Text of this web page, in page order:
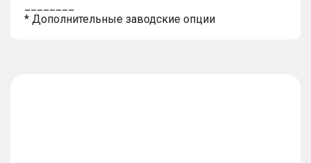
* Дополнительные заводские опции